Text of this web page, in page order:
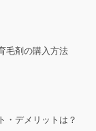
毛剤の購入方法
・デメリットは？